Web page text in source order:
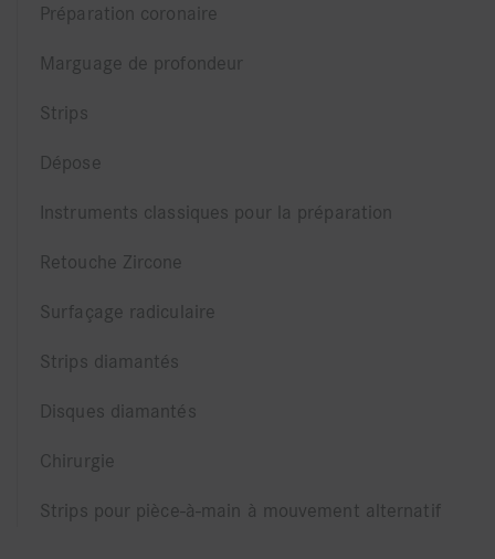
Préparation coronaire
Marguage de profondeur
Strips
Dépose
Instruments classiques pour la préparation
Retouche Zircone
Surfaçage radiculaire
Strips diamantés
Disques diamantés
Chirurgie
Strips pour pièce-à-main à mouvement alternatif